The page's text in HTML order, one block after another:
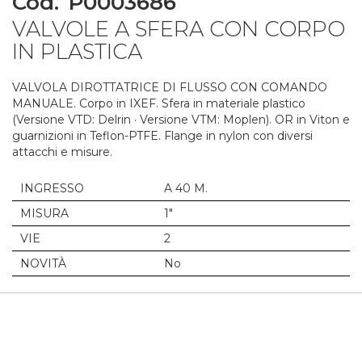
VALVOLE A SFERA CON CORPO
IN PLASTICA
VALVOLA DIROTTATRICE DI FLUSSO CON COMANDO
MANUALE. Corpo in IXEF. Sfera in materiale plastico
(Versione VTD: Delrin · Versione VTM: Moplen). OR in Viton e
guarnizioni in Teflon-PTFE. Flange in nylon con diversi
attacchi e misure.
INGRESSO
A 40 M.
MISURA
1"
VIE
2
NOVITÀ
No
to
the
beginning
of
images
gallery